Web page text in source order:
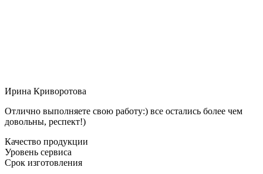
Ирина Криворотова
Отлично выполняете свою работу:) все остались более чем
довольны, респект!)
Качество продукции
Уровень сервиса
Срок изготовления